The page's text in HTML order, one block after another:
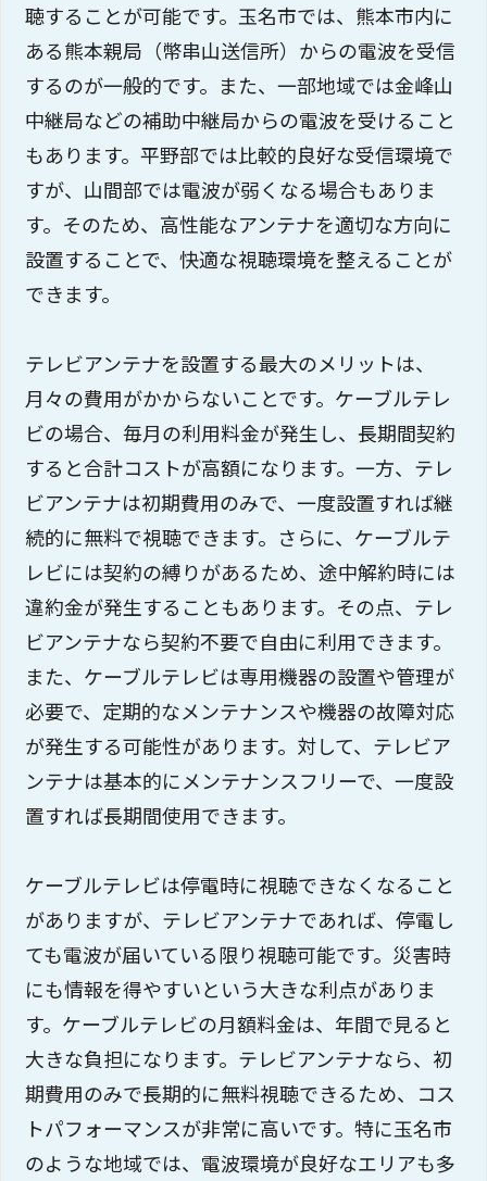
聴することが可能です。玉名市では、熊本市内に
ある熊本親局（幣串山送信所）からの電波を受信
するのが一般的です。また、一部地域では金峰山
中継局などの補助中継局からの電波を受けること
もあります。平野部では比較的良好な受信環境で
すが、山間部では電波が弱くなる場合もありま
す。そのため、高性能なアンテナを適切な方向に
設置することで、快適な視聴環境を整えることが
できます。
テレビアンテナを設置する最大のメリットは、
月々の費用がかからないことです。ケーブルテレ
ビの場合、毎月の利用料金が発生し、長期間契約
すると合計コストが高額になります。一方、テレ
ビアンテナは初期費用のみで、一度設置すれば継
続的に無料で視聴できます。さらに、ケーブルテ
レビには契約の縛りがあるため、途中解約時には
違約金が発生することもあります。その点、テレ
ビアンテナなら契約不要で自由に利用できます。
また、ケーブルテレビは専用機器の設置や管理が
必要で、定期的なメンテナンスや機器の故障対応
が発生する可能性があります。対して、テレビア
ンテナは基本的にメンテナンスフリーで、一度設
置すれば長期間使用できます。
ケーブルテレビは停電時に視聴できなくなること
がありますが、テレビアンテナであれば、停電し
ても電波が届いている限り視聴可能です。災害時
にも情報を得やすいという大きな利点がありま
す。ケーブルテレビの月額料金は、年間で見ると
大きな負担になります。テレビアンテナなら、初
期費用のみで長期的に無料視聴できるため、コス
トパフォーマンスが非常に高いです。特に玉名市
のような地域では、電波環境が良好なエリアも多